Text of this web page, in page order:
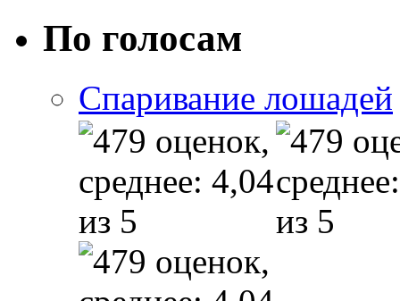
По голосам
Спаривание лошадей